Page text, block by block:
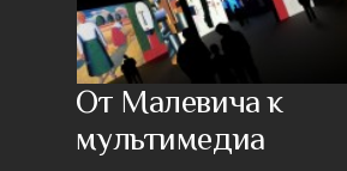
От Малевича к
мультимедиа